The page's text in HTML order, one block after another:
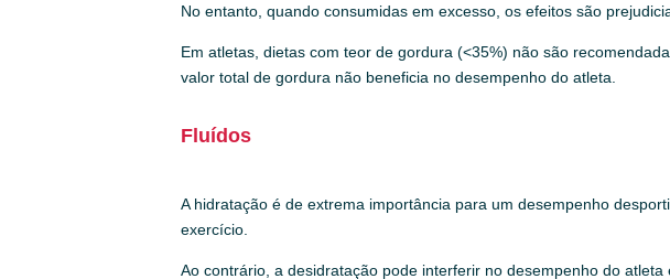
No entanto, quando consumidas em excesso, os efeitos são
Em atletas, dietas com teor de gordura (<35%) não são
valor total de gordura não beneficia no desempenho do atleta.
Fluídos
A hidratação é de extrema importância para um desempenho
exercício.
Ao contrário, a desidratação pode interferir no desempenho do